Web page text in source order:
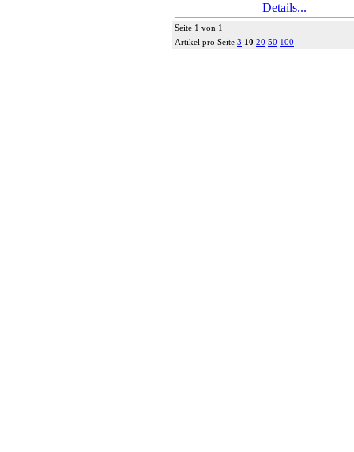
Details...
Seite 1 von 1
Artikel pro Seite 3 10 20 50 100